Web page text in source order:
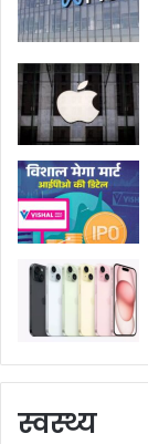
स्वस्थ्य